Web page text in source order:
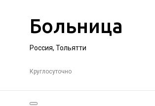
Больница
Россия, Тольятти
Круглосуточно